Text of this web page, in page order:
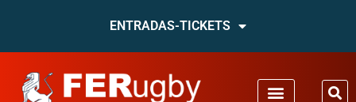
ENTRADAS-TICKETS